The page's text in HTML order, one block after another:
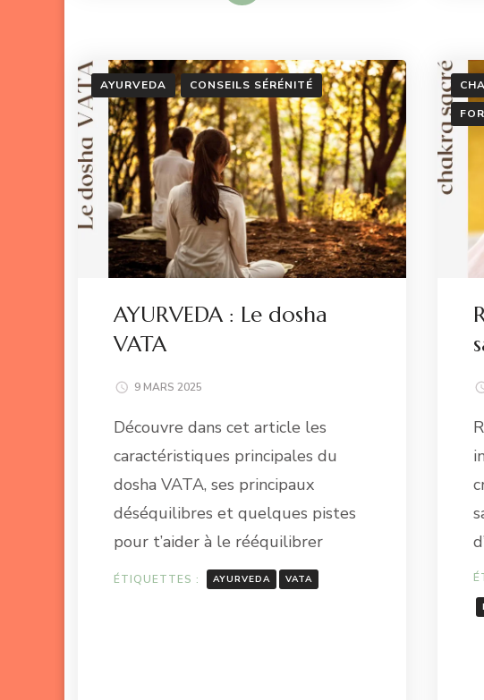
AYURVEDA CONSEILS SÉRÉNITÉ
AYURVEDA : Le dosha
VATA
9 MARS 2025
Découvre dans cet article les
caractéristiques principales du
dosha VATA, ses principaux
déséquilibres et quelques pistes
pour t’aider à le rééquilibrer
ÉTIQUETTES : AYURVEDA VATA